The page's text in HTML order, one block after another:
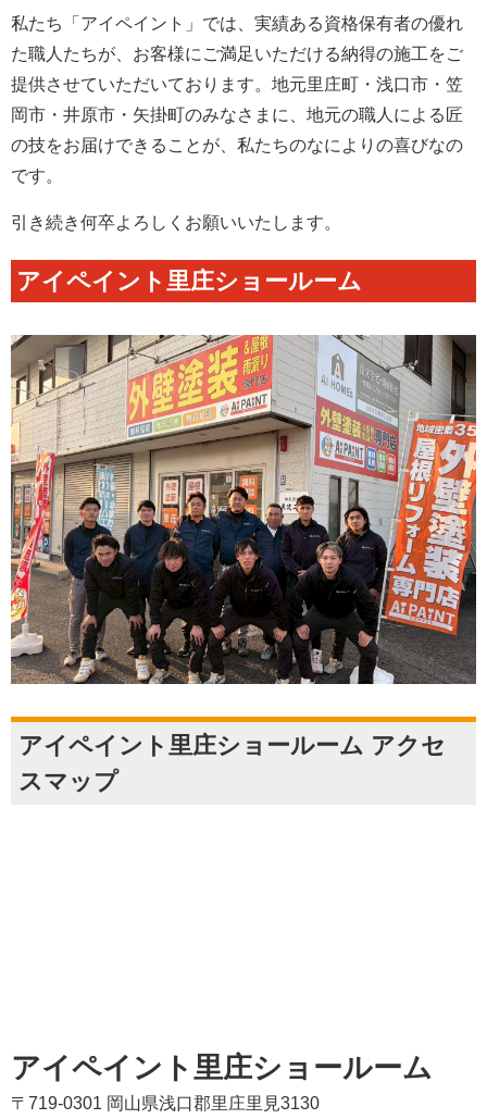
私たち「アイペイント」では、実績ある資格保有者の優れ
た職人たちが、お客様にご満足いただける納得の施工をご
提供させていただいております。地元里庄町・浅口市・笠
岡市・井原市・矢掛町のみなさまに、地元の職人による匠
の技をお届けできることが、私たちのなによりの喜びなの
です。
引き続き何卒よろしくお願いいたします。
アイペイント里庄ショールーム
アイペイント里庄ショールーム アクセ
スマップ
アイペイント里庄ショールーム
〒719-0301 岡山県浅口郡里庄里見3130